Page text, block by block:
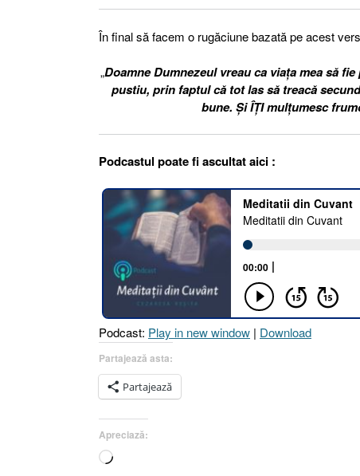
În final să facem o rugăciune bazată pe acest
„Doamne Dumnezeul vreau ca viaţa mea să
pustiu, prin faptul că tot las să treacă
bune. Şi ÎŢI mulţumesc
Podcastul poate fi ascultat aici :
Podcast: Play in new window | Download
Partajează asta:
Partajează
Apreciază:
Încarc...